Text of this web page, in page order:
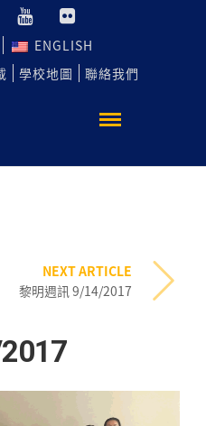
ENGLISH
學校地圖 聯絡我們
NEXT ARTICLE
黎明週訊 9/14/2017